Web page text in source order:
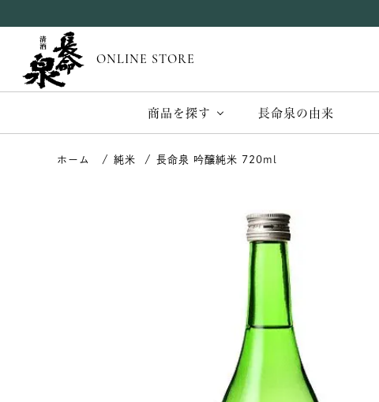
ONLINE STORE
商品を探す 長命泉の由来
純米 長命泉 吟醸純米 720ml